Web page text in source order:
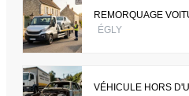
REMORQUAGE
ÉGLY
VÉHICULE HORS